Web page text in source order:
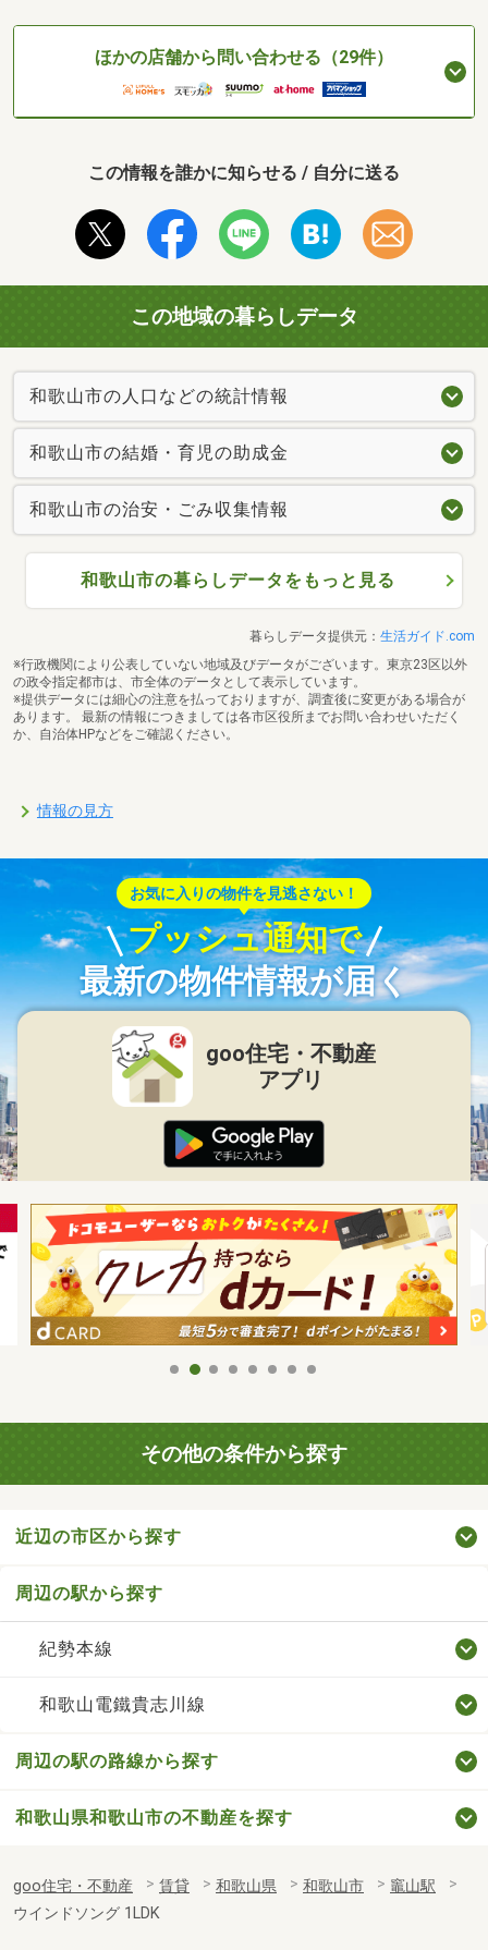
ほかの店舗から問い合わせる（29件）
この情報を誰かに知らせる / 自分に送る
この地域の暮らしデータ
和歌山市の人口などの統計情報
和歌山市の結婚・育児の助成金
和歌山市の治安・ごみ収集情報
和歌山市の暮らしデータをもっと見る
暮らしデータ提供元： 生活ガイド.com
※行政機関により公表していない地域及びデータがございます。東京23区以外
の政令指定都市は、市全体のデータとして表示しています。
※提供データには細心の注意を払っておりますが、調査後に変更がある場合が
あります。 最新の情報につきましては各市区役所までお問い合わせいただく
か、自治体HPなどをご確認ください。
情報の見方
お気に入りの物件を見逃さない！
プッシュ通知で
最新の物件情報が届く
goo住宅・不動産
アプリ
その他の条件から探す
近辺の市区から探す
周辺の駅から探す
紀勢本線
和歌山電鐵貴志川線
周辺の駅の路線から探す
和歌山県和歌山市の不動産を探す
goo住宅・不動産 賃貸 和歌山県 和歌山市
竈山駅
ウインドソング 1LDK